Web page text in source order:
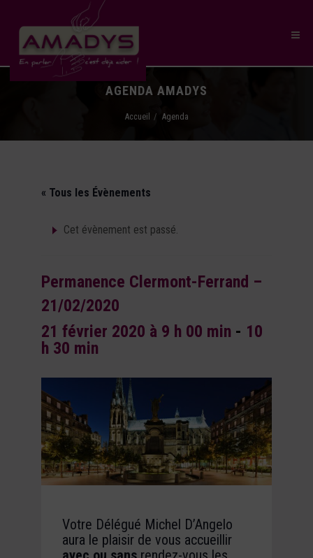
AGENDA AMADYS
Accueil Agenda
« Tous les Évènements
Cet évènement est passé.
Permanence Clermont-Ferrand –
21/02/2020
21 février 2020 à 9 h 00 min - 10
h 30 min
Votre Délégué Michel D’Angelo
aura le plaisir de vous accueillir